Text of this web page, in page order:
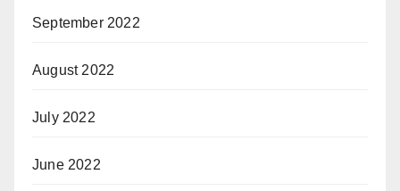
September 2022
August 2022
July 2022
June 2022